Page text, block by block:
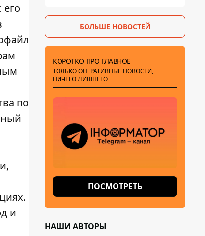
его
по
и
БОЛЬШЕ НОВОСТЕЙ
КОРОТКО ПРО ГЛАВНОЕ
ТОЛЬКО ОПЕРАТИВНЫЕ НОВОСТИ,
НИЧЕГО ЛИШНЕГО
ПОСМОТРЕТЬ
НАШИ АВТОРЫ